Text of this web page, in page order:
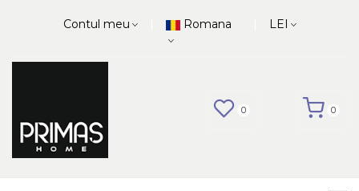
Contul meu Romana LEI
0 0